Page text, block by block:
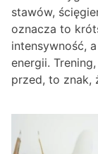
stawów,
oznacza to
intensywność,
energii.
przed, to znak,